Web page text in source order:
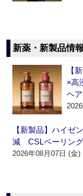
新薬・新製品情報
【
×高
ヘ
【新製品】ハイゼ
減 CSLベーリング
2026年08月07日 (金)